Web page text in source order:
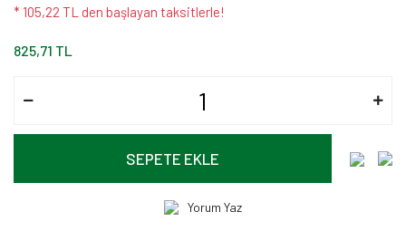
* 105,22 TL den başlayan taksitlerle!
825,71 TL
SEPETE EKLE
Yorum Yaz